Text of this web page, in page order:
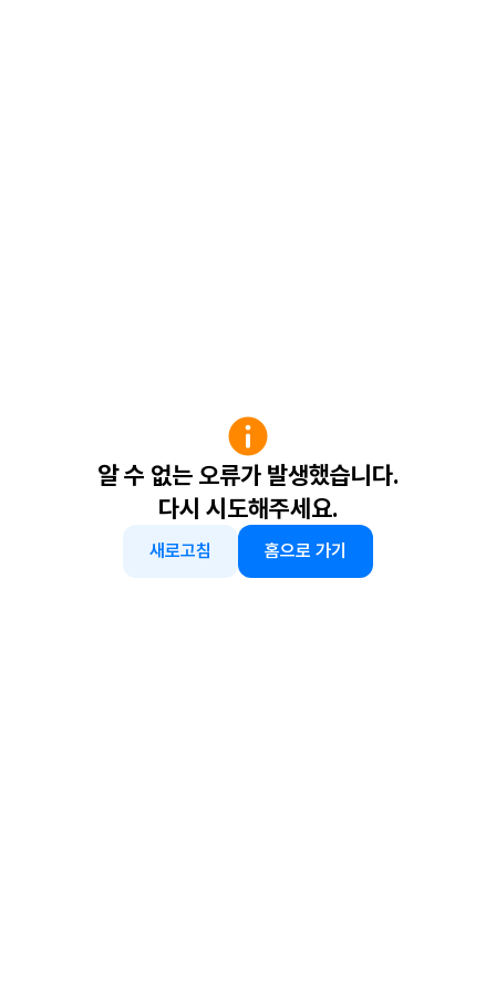
알 수 없는 오류가 발생했습니다.
다시 시도해주세요.
새로고침 홈으로 가기